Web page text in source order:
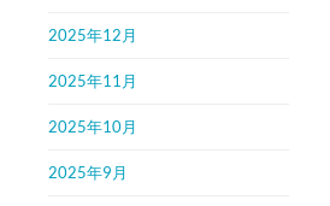
2025年12月
2025年11月
2025年10月
2025年9月